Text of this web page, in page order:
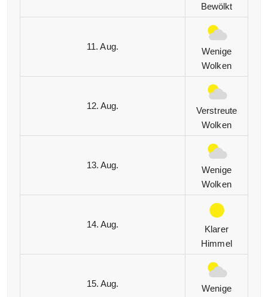
Bewölkt
11. Aug.
Wenige
Wolken
12. Aug.
Verstreute
Wolken
13. Aug.
Wenige
Wolken
14. Aug.
Klarer
Himmel
15. Aug.
Wenige